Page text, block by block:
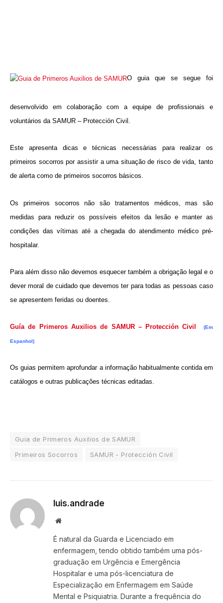
O guia que se segue foi
desenvolvido em colaboração com a equipe de profissionais e
voluntários da SAMUR – Protección Civil.
Este apresenta dicas e técnicas necessárias para realizar os
primeiros socorros por assistir a uma situação de risco de vida, tanto
de alerta como de primeiros socorros básicos.
Os primeiros socorros não são tratamentos médicos, mas são
medidas para reduzir os possíveis efeitos da lesão e manter as
condições das vítimas até a chegada do atendimento médico pré-
hospitalar.
Para além disso não devemos esquecer também a obrigação legal e o
dever moral de cuidado que devemos ter para todas as pessoas caso
se apresentem feridas ou doentes.
Guía de Primeros Auxilios de SAMUR – Protección Civil (Em
Espanhol)
Os guias permitem aprofundar a informação habitualmente contida em
catálogos e outras publicações técnicas editadas.
Guia de Primeros Auxilios de SAMUR
Primeiros Socorros
SAMUR - Protección Civil
luis.andrade
Website
É natural da Guarda e Licenciado em
enfermagem, tendo obtido também uma pós-
graduação em Urgência e Emergência
Hospitalar e uma pós-licenciatura de
Especialização em Enfermagem em Saúde
Mental e Psiquiatria. Durante a frequência do